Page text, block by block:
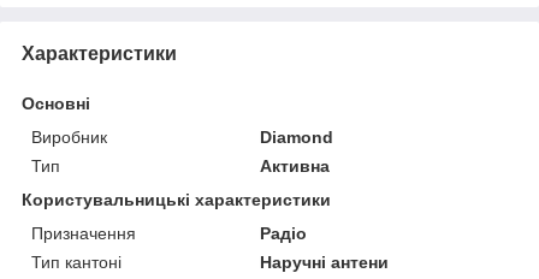
Характеристики
Основні
Виробник
Diamond
Тип
Активна
Користувальницькі характеристики
Призначення
Радіо
Тип кантоні
Наручні антени